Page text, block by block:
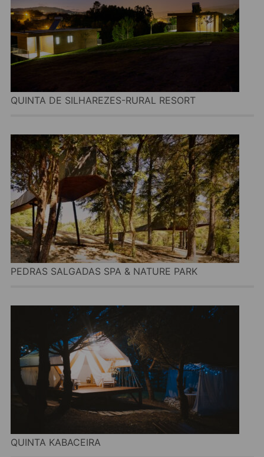
QUINTA DE SILHAREZES-RURAL RESORT
PEDRAS SALGADAS SPA & NATURE PARK
QUINTA KABACEIRA